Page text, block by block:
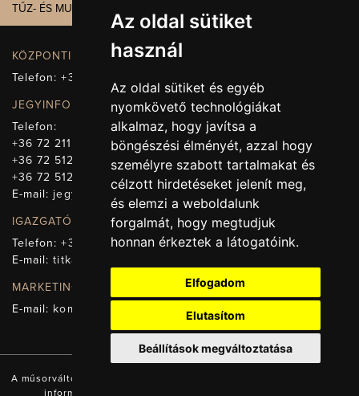
Az oldal sütiket
használ
Az oldal sütiket és egyéb
nyomkövető technológiákat
alkalmaz, hogy javítsa a
böngészési élményét, azzal hogy
személyre szabott tartalmakat és
célzott hirdetéseket jelenít meg,
és elemzi a weboldalunk
forgalmát, hogy megtudjuk
honnan érkeztek a látogatóink.
Elfogadom
Elutasítom
Beállítások megváltoztatása
TŰZ- ÉS MUNKAVÉDELEM
KÖZPONTI ELÉRHETŐSÉG, TELEFONKÖZPONT
Telefon:+36 72 512-660
JEGYINFORMÁCIÓ
Telefon:
+36 72 211-965
+36 72 512-669
+36 72 512-675
E-mail: jegy@pnsz.hu
IGAZGATÓSÁG, TITKÁRSÁG
Telefon:+36 72 512-671
E-mail:titkarsag@pnsz.hu
MARKETING, SAJTÓ, KOMMUNIKÁCIÓ
E-mail: kommunikacio@pnsz.hu
A műsorváltozás jogát fenntartjuk! A honlapon található valamennyi
információ a Pécsi Nemzeti Színház tulajdonát képezi.